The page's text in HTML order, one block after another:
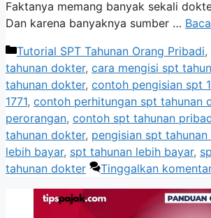
Faktanya memang banyak sekali
Dan karena banyaknya sumber …
Kategori
Tutorial SPT Tahunan Orang Pribadi,
tahunan dokter, cara mengisi spt
tahunan dokter, contoh pengisian spt
1771, contoh perhitungan spt tahunan
perorangan, contoh spt tahunan
tahunan dokter, pengisian spt
lebih bayar, spt tahunan lebih bayar,
tahunan dokter
Tinggalkan